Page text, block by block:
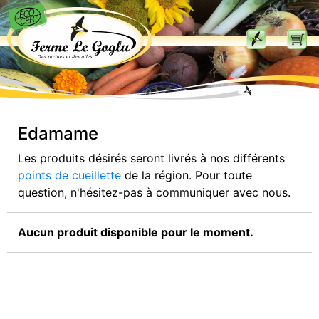
Edamame
Les produits désirés seront livrés à nos différents
points de cueillette de la région. Pour toute
question, n'hésitez-pas à communiquer avec nous.
Aucun produit disponible pour le moment.